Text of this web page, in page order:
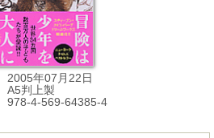
2005年07月22日
A5判上製
978-4-569-64385-4